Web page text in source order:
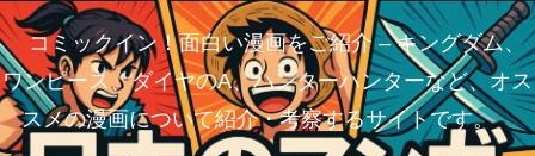
コミックイン！面白い漫画をご紹介 – キングダム、
ワンピース、ダイヤのA、ハンターハンターなど、オス
スメの漫画について紹介・考察するサイトです。